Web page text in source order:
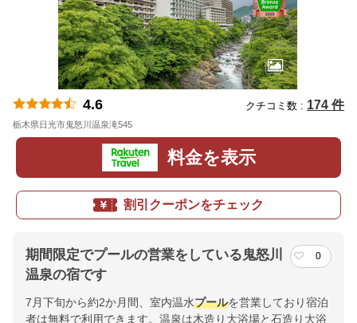
4.6 クチコミ数 : 174 件
栃木県日光市鬼怒川温泉滝545
料金を表示
割引クーポンをチェック
期間限定でプールの営業をしている鬼怒川
温泉の宿です
0
7月下旬から約2か月間、室内温水プールを営業しており宿泊
者は無料で利用できます。温泉は木造り大浴場と石造り大浴